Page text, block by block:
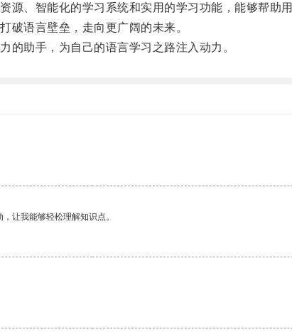
、智能化的学习系统和实用的学习功能，能够帮助用
语言壁垒，走向更广阔的未来。
助手，为自己的语言学习之路注入动力。
让我能够轻松理解知识点。